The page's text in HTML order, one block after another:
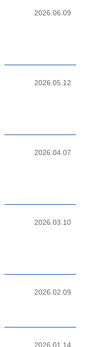
2026.06.09
2026.05.12
2026.04.07
2026.03.10
2026.02.09
2026.01.14